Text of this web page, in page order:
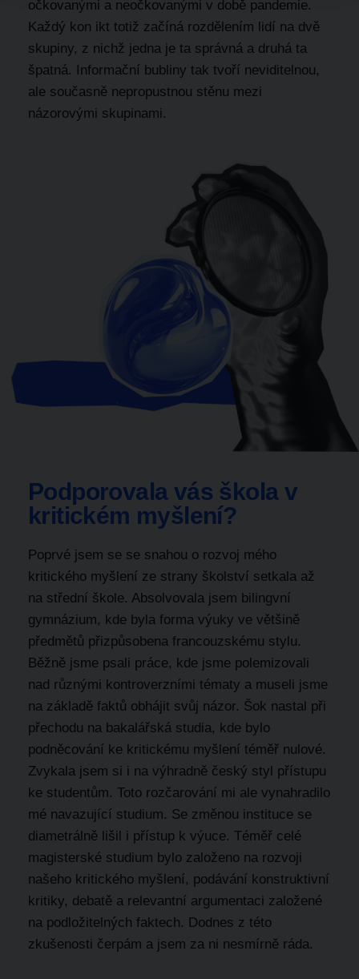
očkovanými a neočkovanými v době pandemie.
Každý kon ikt totiž začíná rozdělením lidí na dvě
skupiny, z nichž jedna je ta správná a druhá ta
špatná. Informační bubliny tak tvoří neviditelnou,
ale současně nepropustnou stěnu mezi
názorovými skupinami.
Podporovala vás škola v
kritickém myšlení?
Poprvé jsem se se snahou o rozvoj mého
kritického myšlení ze strany školství setkala až
na střední škole. Absolvovala jsem bilingvní
gymnázium, kde byla forma výuky ve většině
předmětů přizpůsobena francouzskému stylu.
Běžně jsme psali práce, kde jsme polemizovali
nad různými kontroverzními tématy a museli jsme
na základě faktů obhájit svůj názor. Šok nastal při
přechodu na bakalářská studia, kde bylo
podněcování ke kritickému myšlení téměř nulové.
Zvykala jsem si i na výhradně český styl přístupu
ke studentům. Toto rozčarování mi ale vynahradilo
mé navazující studium. Se změnou instituce se
diametrálně lišil i přístup k výuce. Téměř celé
magisterské studium bylo založeno na rozvoji
našeho kritického myšlení, podávání konstruktivní
kritiky, debatě a relevantní argumentaci založené
na podložitelných faktech. Dodnes z této
zkušenosti čerpám a jsem za ni nesmírně ráda.